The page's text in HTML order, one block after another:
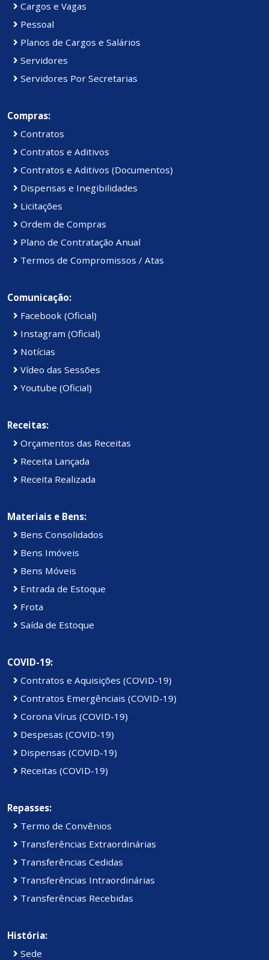
Cargos e Vagas
Pessoal
Planos de Cargos e Salários
Servidores
Servidores Por Secretarias
Compras:
Contratos
Contratos e Aditivos
Contratos e Aditivos (Documentos)
Dispensas e Inegibilidades
Licitações
Ordem de Compras
Plano de Contratação Anual
Termos de Compromissos / Atas
Comunicação:
Facebook (Oficial)
Instagram (Oficial)
Notícias
Vídeo das Sessões
Youtube (Oficial)
Receitas:
Orçamentos das Receitas
Receita Lançada
Receita Realizada
Materiais e Bens:
Bens Consolidados
Bens Imóveis
Bens Móveis
Entrada de Estoque
Frota
Saída de Estoque
COVID-19:
Contratos e Aquisições (COVID-19)
Contratos Emergênciais (COVID-19)
Corona Vírus (COVID-19)
Despesas (COVID-19)
Dispensas (COVID-19)
Receitas (COVID-19)
Repasses:
Termo de Convênios
Transferências Extraordinárias
Transferências Cedidas
Transferências Intraordinárias
Transferências Recebidas
História:
Sede